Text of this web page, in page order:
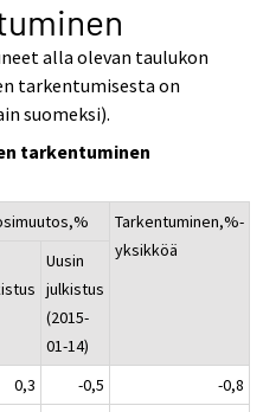
alla olevan taulukon
tarkentumisesta on
suomeksi).
tarkentuminen
Tarkentuminen,%-
yksikköä
Uusin
julkistus
(2015-
01-14)
0,3 -0,5
-0,8